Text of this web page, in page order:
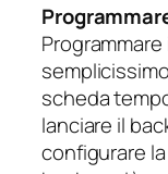
scheda
lanciare il
configurare